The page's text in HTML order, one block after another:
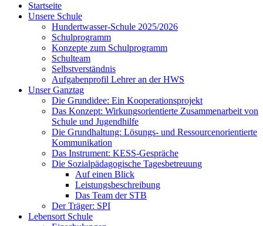
Startseite
Unsere Schule
Hundertwasser-Schule 2025/2026
Schulprogramm
Konzepte zum Schulprogramm
Schulteam
Selbst­ver­ständ­nis
Aufgabenprofil Lehrer an der HWS
Unser Ganztag
Die Grundidee: Ein Kooperationsprojekt
Das Konzept: Wirkungsorientierte Zusammenarbeit von
Schule und Jugendhilfe
Die Grundhaltung: Lösungs- und Ressourcenorientierte
Kommunikation
Das Instrument: KESS-Gespräche
Die Sozialpädagogische Tagesbetreuung
Auf einen Blick
Leistungsbeschreibung
Das Team der STB
Der Träger: SPI
Lebensort Schule